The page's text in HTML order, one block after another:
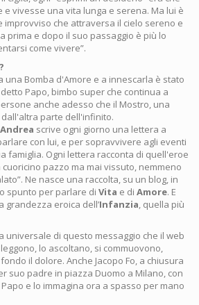
vivesse una vita lunga e serena. Ma lui è
improvviso che attraversa il cielo sereno e
prima e dopo il suo passaggio è più lo
come vivere”.
una Bomba d'Amore e a innescarla è stato
Papo, bimbo super che continua a
anche adesso che il Mostro, una
parte dell'infinito.
Andrea scrive ogni giorno una lettera a
con lui, e per sopravvivere agli eventi
famiglia. Ogni lettera racconta di quell'eroe
pazzo ma mai vissuto, nemmeno
Ne nasce una raccolta, su un blog, in
spunto per parlare di Vita e di Amore. E
grandezza eroica dell’Infanzia, quella più
universale di questo messaggio che il web
lo ascoltano, si commuovono,
il dolore. Anche Jacopo Fo, a chiusura
suo padre in piazza Duomo a Milano, con
e lo immagina ora a spasso per mano